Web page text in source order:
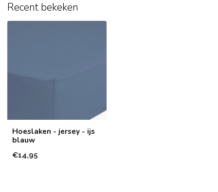
Recent bekeken
Hoeslaken - jersey - ijs
blauw
€14,95